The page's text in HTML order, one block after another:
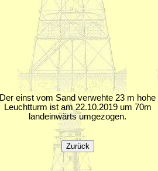
Der einst vom Sand verwehte 23 m hohe
Leuchtturm ist am 22.10.2019 um 70m
landeinwärts umgezogen.